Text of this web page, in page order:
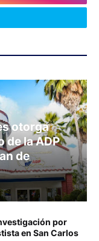
otorga
de la ADP
de
por
en San Carlos